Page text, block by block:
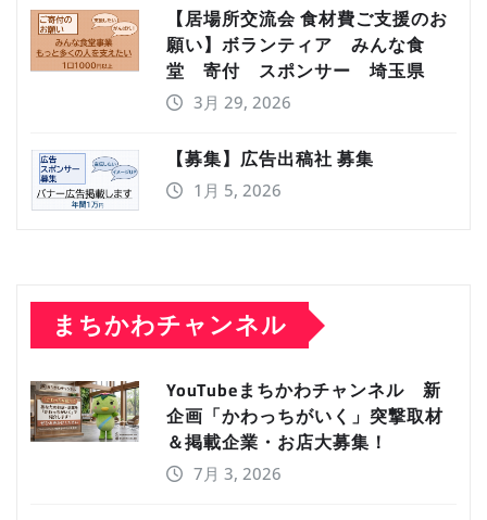
【居場所交流会 食材費ご支援のお
願い】ボランティア みんな食
堂 寄付 スポンサー 埼玉県
3月 29, 2026
【募集】広告出稿社 募集
1月 5, 2026
まちかわチャンネル
YouTubeまちかわチャンネル 新
企画「かわっちがいく」突撃取材
＆掲載企業・お店大募集！
7月 3, 2026